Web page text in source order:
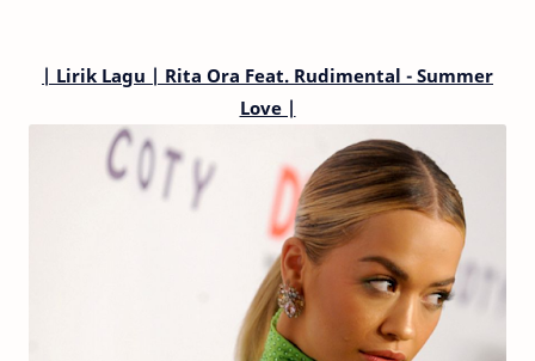
| Lirik Lagu | Rita Ora Feat. Rudimental - Summer
Love |